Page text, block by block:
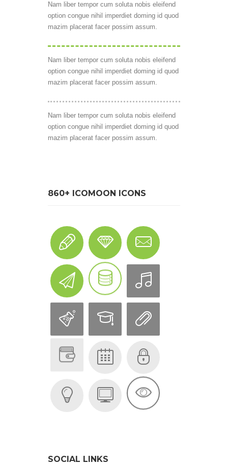
Nam liber tempor cum soluta nobis eleifend
option congue nihil imperdiet doming id quod
mazim placerat facer possim assum.
Nam liber tempor cum soluta nobis eleifend
option congue nihil imperdiet doming id quod
mazim placerat facer possim assum.
Nam liber tempor cum soluta nobis eleifend
option congue nihil imperdiet doming id quod
mazim placerat facer possim assum.
860+ ICOMOON ICONS
SOCIAL LINKS